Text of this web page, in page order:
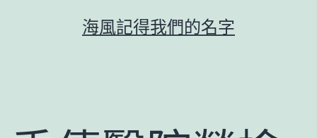
海風記得我們的名字